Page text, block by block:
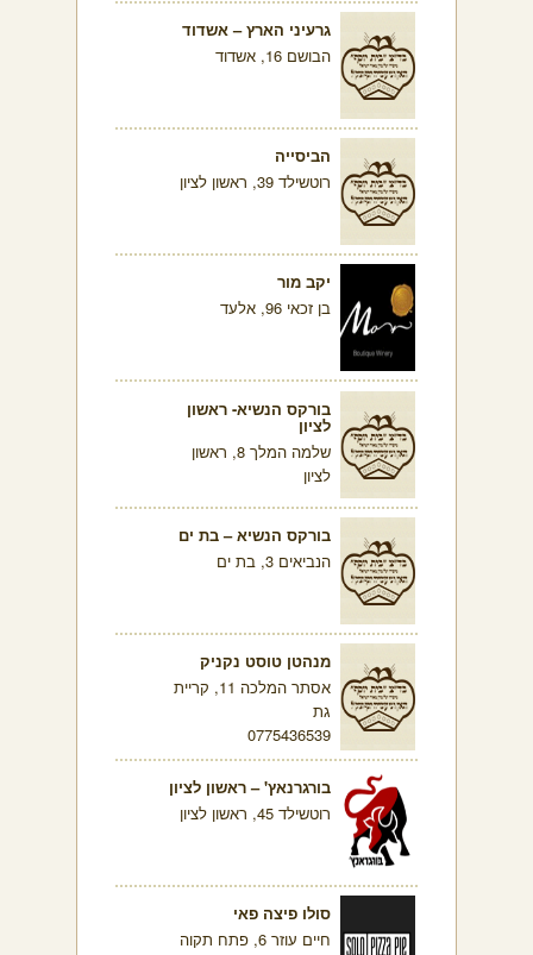
גרעיני הארץ – אשדוד
הבושם 16, אשדוד
הביסייה
רוטשילד 39, ראשון לציון
יקב מור
בן זכאי 96, אלעד
בורקס הנשיא- ראשון
לציון
שלמה המלך 8, ראשון
לציון
בורקס הנשיא – בת ים
הנביאים 3, בת ים
מנהטן טוסט נקניק
אסתר המלכה 11, קריית
גת
0775436539
בורגרנאץ' – ראשון לציון
רוטשילד 45, ראשון לציון
סולו פיצה פאי
חיים עוזר 6, פתח תקוה